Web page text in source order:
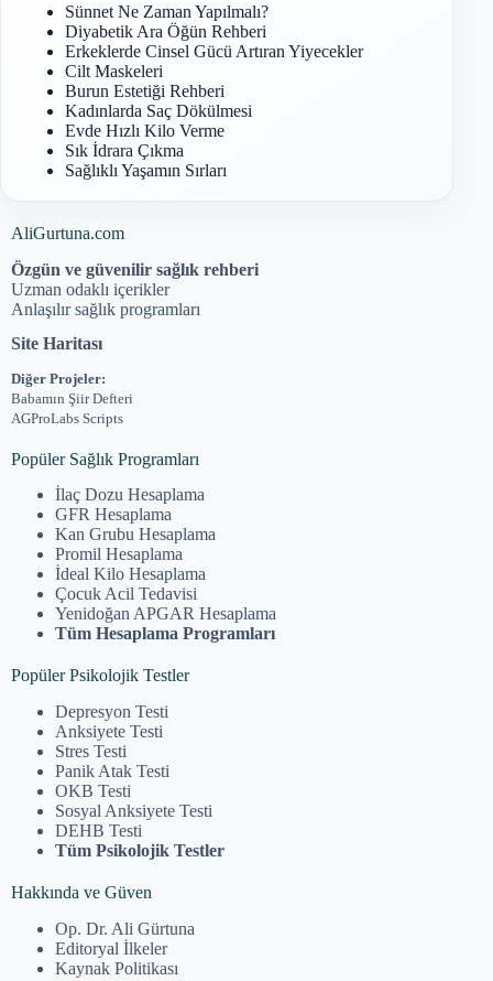
Sünnet Ne Zaman Yapılmalı?
Diyabetik Ara Öğün Rehberi
Erkeklerde Cinsel Gücü Artıran Yiyecekler
Cilt Maskeleri
Burun Estetiği Rehberi
Kadınlarda Saç Dökülmesi
Evde Hızlı Kilo Verme
Sık İdrara Çıkma
Sağlıklı Yaşamın Sırları
AliGurtuna.com
Özgün ve güvenilir sağlık rehberi
Uzman odaklı içerikler
Anlaşılır sağlık programları
Site Haritası
Diğer Projeler:
Babamın Şiir Defteri
AGProLabs Scripts
Popüler Sağlık Programları
İlaç Dozu Hesaplama
GFR Hesaplama
Kan Grubu Hesaplama
Promil Hesaplama
İdeal Kilo Hesaplama
Çocuk Acil Tedavisi
Yenidoğan APGAR Hesaplama
Tüm Hesaplama Programları
Popüler Psikolojik Testler
Depresyon Testi
Anksiyete Testi
Stres Testi
Panik Atak Testi
OKB Testi
Sosyal Anksiyete Testi
DEHB Testi
Tüm Psikolojik Testler
Hakkında ve Güven
Op. Dr. Ali Gürtuna
Editoryal İlkeler
Kaynak Politikası